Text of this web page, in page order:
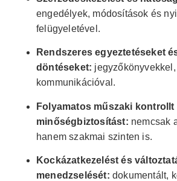
engedélyek, módosítások és
felügyeletével.
Rendszeres egyeztetéseket
döntéseket:
kommunikációval.
Folyamatos műszaki kontrollt
minőségbiztosítást: nemcsak
hanem szakmai szinten is.
Kockázatkezelést és
menedzselését: dokumentált,